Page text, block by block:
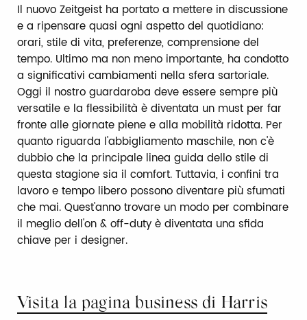
Il nuovo Zeitgeist ha portato a mettere in discussione
e a ripensare quasi ogni aspetto del quotidiano:
orari, stile di vita, preferenze, comprensione del
tempo. Ultimo ma non meno importante, ha condotto
a significativi cambiamenti nella sfera sartoriale.
Oggi il nostro guardaroba deve essere sempre più
versatile e la flessibilità è diventata un must per far
fronte alle giornate piene e alla mobilità ridotta. Per
quanto riguarda l'abbigliamento maschile, non c'è
dubbio che la principale linea guida dello stile di
questa stagione sia il comfort. Tuttavia, i confini tra
lavoro e tempo libero possono diventare più sfumati
che mai. Quest'anno trovare un modo per combinare
il meglio dell'on & off-duty è diventata una sfida
chiave per i designer.
Visita la pagina business di Harris